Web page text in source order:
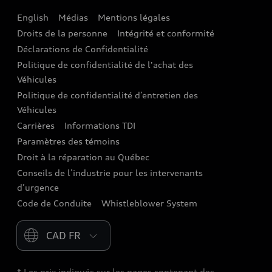
Audi connect
Assistance routière
Audi Care
Centres de carrosserie Audi
Garanties Audi et couverture
English Médias
Mentions légales
Droits de la personne
Intégrité et conformité
Déclarations de Confidentialité
Politique de confidentialité de l'achat des
Véhicules
Politique de confidentialité d’entretien des
Véhicules
Carrières
Informations TDI
Paramètres des témoins
Droit à la réparation au Québec
Conseils de l’industrie pour les intervenants
d’urgence
Code de Conduite
Whistleblower System
Please select country